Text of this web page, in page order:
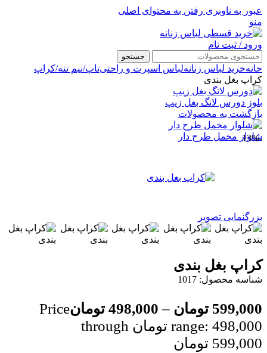
عبور به ناوبری رفتن به محتوای اصلی
منو
ورود / ثبت نام
جستجو
خانهخرید لباس زنانهلباس اسپرت و راحتیتاپ/نیم تنه/کراپ
کراپ بغل بندی
بلوز دورس لانگ بغل زیپ
بازگشت به محصولات
شلوار مخمل طرح دار-13%
بزرگنمایی تصویر
کراپ بغل بندی
شناسه محصول: 1017
599,000 تومان –
498,000 تومانPrice
range: 498,000 تومان through
599,000 تومان